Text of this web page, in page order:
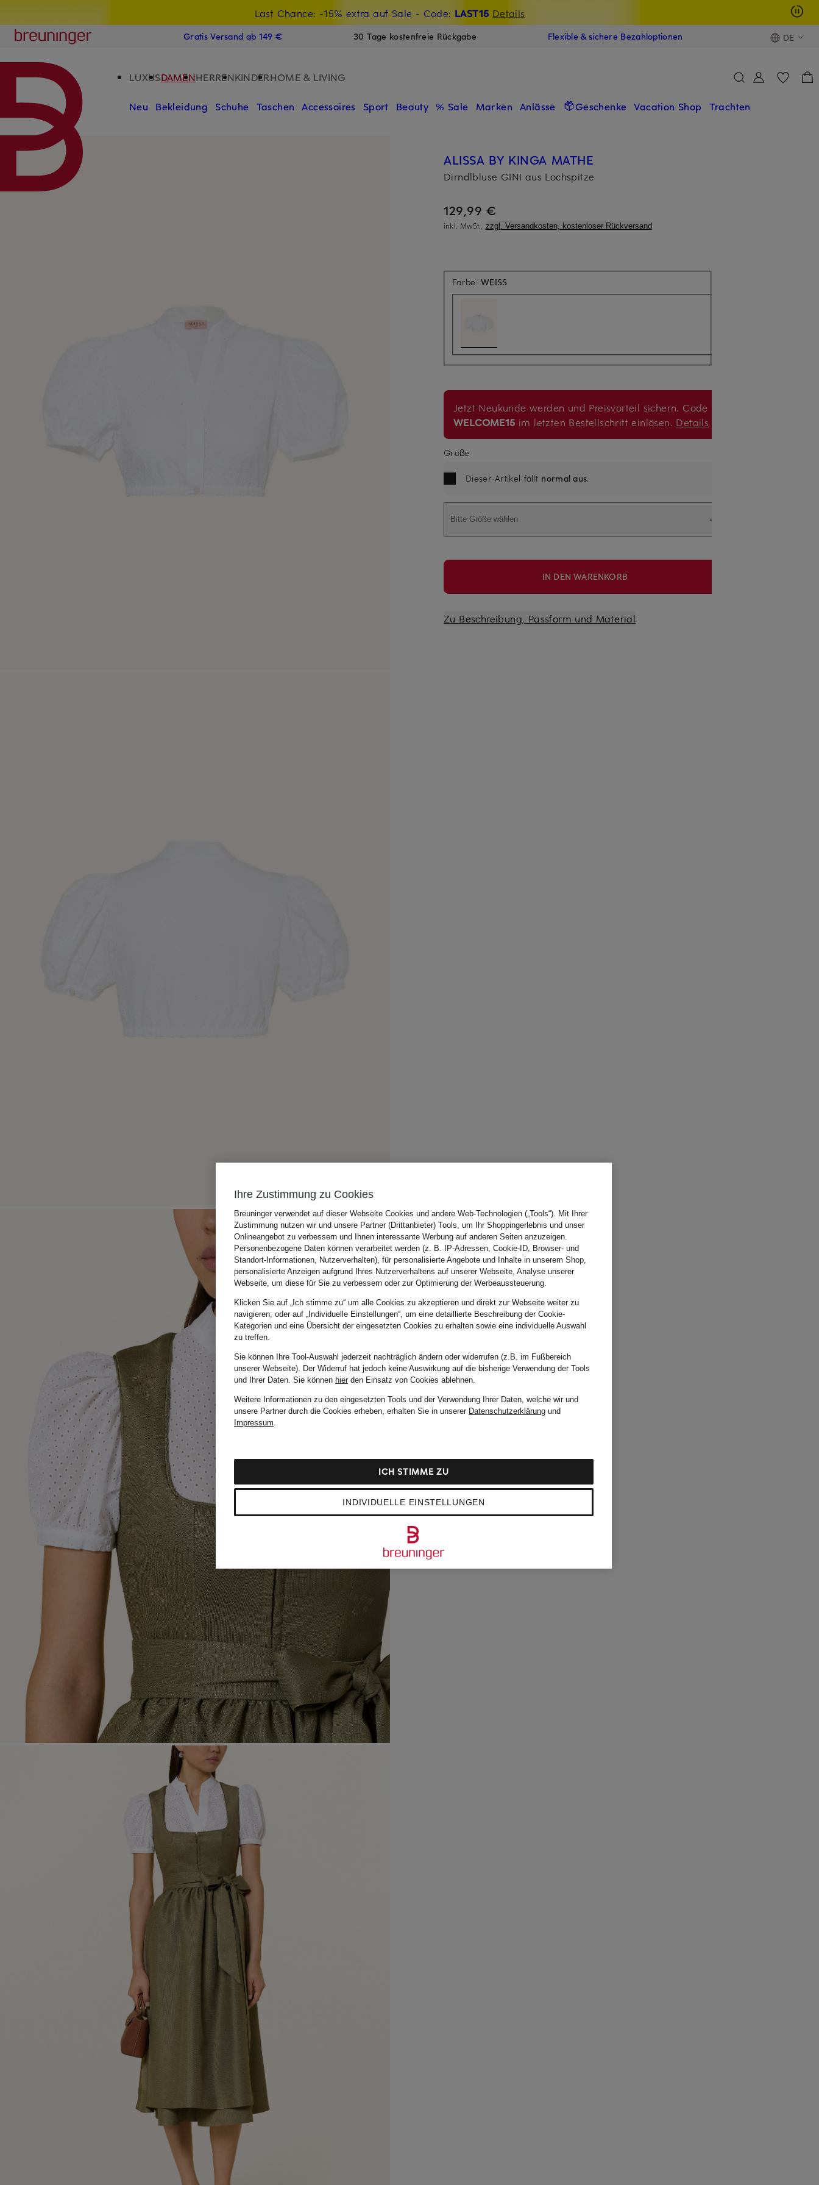
Last Chance: -15% extra auf Sale - Code: LAST15 Details
15€-Willkommensgutschein mit Beyond sichern
Breuninger
Gratis Versand ab 149 € 30 Tage kostenfreie Rückgabe Flexible & sichere Bezahloptionen DE
LUXUSDAMENHERRENKINDERHOME & LIVING
Neu Bekleidung Schuhe Taschen Accessoires Sport Beauty % Sale Marken Anlässe Geschenke Vacation Shop Trachten
ALISSA BY KINGA MATHE
Dirndlbluse GINI aus Lochspitze
129,99 €
inkl. MwSt., zzgl. Versandkosten, kostenloser Rückversand
Farbe:WEISS
Jetzt Neukunde werden und Preisvorteil sichern. Code
WELCOME15 im letzten Bestellschritt einlösen. Details
Größe
Dieser Artikel fällt normal aus.
Bitte Größe wählen
IN DEN WARENKORB
Zu Beschreibung, Passform und Material
Ihre Zustimmung zu Cookies
Breuninger verwendet auf dieser Webseite Cookies und andere Web-Technologien („Tools“). Mit Ihrer
Zustimmung nutzen wir und unsere Partner (Drittanbieter) Tools, um Ihr Shoppingerlebnis und unser
Onlineangebot zu verbessern und Ihnen interessante Werbung auf anderen Seiten anzuzeigen.
Personenbezogene Daten können verarbeitet werden (z. B. IP-Adressen, Cookie-ID, Browser- und
Standort-Informationen, Nutzerverhalten), für personalisierte Angebote und Inhalte in unserem Shop,
personalisierte Anzeigen aufgrund Ihres Nutzerverhaltens auf unserer Webseite, Analyse unserer
Webseite, um diese für Sie zu verbessern oder zur Optimierung der Werbeaussteuerung.
Klicken Sie auf „Ich stimme zu“ um alle Cookies zu akzeptieren und direkt zur Webseite weiter zu
navigieren; oder auf „Individuelle Einstellungen“, um eine detaillierte Beschreibung der Cookie-
Kategorien und eine Übersicht der eingesetzten Cookies zu erhalten sowie eine individuelle Auswahl
zu treffen.
Sie können Ihre Tool-Auswahl jederzeit nachträglich ändern oder widerrufen (z.B. im Fußbereich
unserer Webseite). Der Widerruf hat jedoch keine Auswirkung auf die bisherige Verwendung der Tools
und Ihrer Daten. Sie können hierden Einsatz von Cookies ablehnen.
Weitere Informationen zu den eingesetzten Tools und der Verwendung Ihrer Daten, welche wir und
unsere Partner durch die Cookies erheben, erhalten Sie in unserer Datenschutzerklärung und
Impressum.
INDIVIDUELLE EINSTELLUNGEN
ICH STIMME ZU